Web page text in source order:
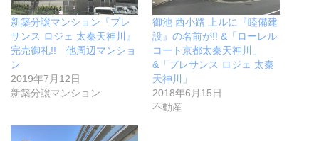
新築分譲マンション『プレ
サンス ロジェ 太秦天神川』
完売御礼!! 他周辺マンショ
ン
2019年7月12日
新築分譲マンション
御池 西小路 上ルに『睦備建
設』の名前が!! &「ローレル
コート京都太秦天神川」
&「プレサンス ロジェ 太秦
天神川」
2018年6月15日
不動産